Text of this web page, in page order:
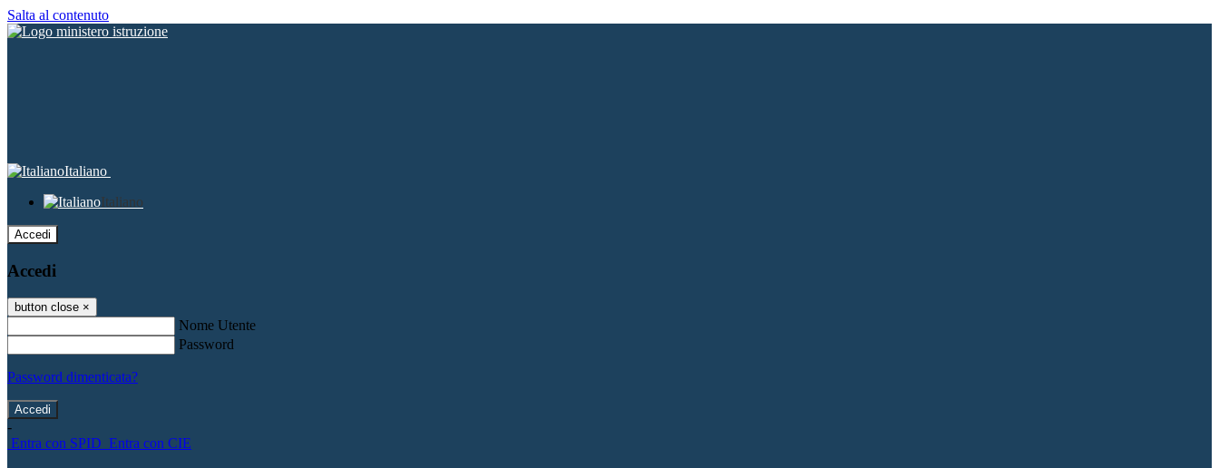
Salta al contenuto
Italiano
Italiano
Accedi
Accedi
button close ×
Nome Utente
Password
Password dimenticata?
-
Entra con SPID Entra con CIE